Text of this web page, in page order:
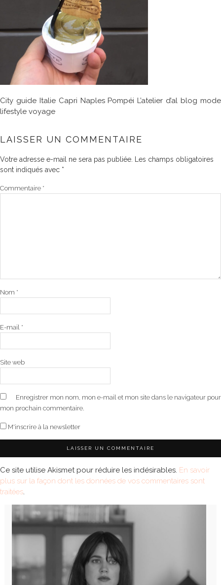
City guide Italie Capri Naples Pompéi L’atelier d’al blog mode
lifestyle voyage
LAISSER UN COMMENTAIRE
Votre adresse e-mail ne sera pas publiée.
Les champs obligatoires
sont indiqués avec *
Commentaire *
Nom *
E-mail *
Site web
Enregistrer mon nom, mon e-mail et mon site dans le navigateur pour
mon prochain commentaire.
M'inscrire à la newsletter
Ce site utilise Akismet pour réduire les indésirables. En savoir
plus sur la façon dont les données de vos commentaires sont
traitées.